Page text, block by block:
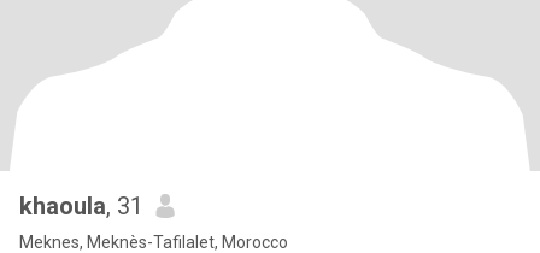
khaoula, 31
Meknes, Meknès-Tafilalet, Morocco